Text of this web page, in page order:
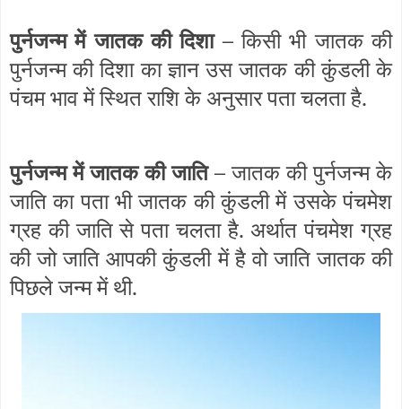
पुर्नजन्म में जातक की दिशा –किसी भी जातक की
पुर्नजन्म की दिशा का ज्ञान उस जातक की कुंडली के
पंचम भाव में स्थित राशि के अनुसार पता चलता है.
पुर्नजन्म में जातक की जाति –जातक की पुर्नजन्म के
जाति का पता भी जातक की कुंडली में उसके पंचमेश
ग्रह की जाति से पता चलता है. अर्थात पंचमेश ग्रह
की जो जाति आपकी कुंडली में है वो जाति जातक की
पिछले जन्म में थी.